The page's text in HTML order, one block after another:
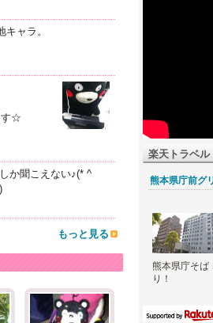
ャラ。
す☆
か聞こえない♪(* ^
もっと見る
楽天トラベル
熊本県庁前グ
熊本県庁そ
り！